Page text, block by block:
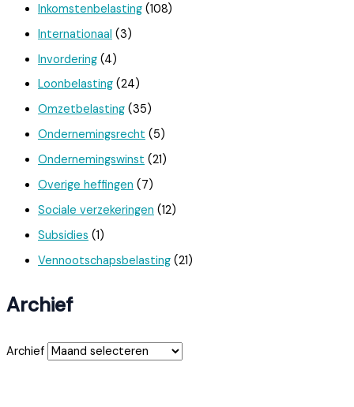
Inkomstenbelasting (108)
Internationaal (3)
Invordering (4)
Loonbelasting (24)
Omzetbelasting (35)
Ondernemingsrecht (5)
Ondernemingswinst (21)
Overige heffingen (7)
Sociale verzekeringen (12)
Subsidies (1)
Vennootschapsbelasting (21)
Archief
Archief